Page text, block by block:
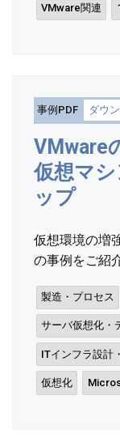
VMware関連
事例PDF ダウ
VMware
仮想マ
ップ
仮想環境の増
の事例をご紹
製造・プロセス
サーバ仮想化・
ITインフラ設計
仮想化